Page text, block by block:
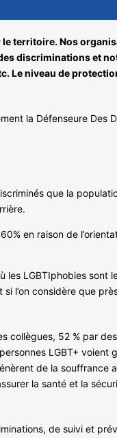
le territoire. Nos
discriminations et
Le niveau de
la Défenseure Des
que la
en raison de
les LGBTIphobies sont
l’on considère que
collègues, 52 % par
LGBT+ voient
de la souffrance
la santé et la
de suivi et